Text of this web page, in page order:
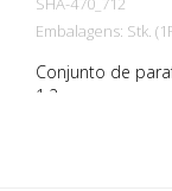
Embalagens: Stk.
Conjunto de
1.2